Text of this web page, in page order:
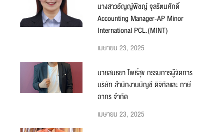
นางสาวอัญญ์พิชญ์ จุลรัตนศักดิ์
Accounting Manager-AP Minor
International PCL.(MINT)
เมษายน 23, 2025
นายสนธยา โพธิ์สุข กรรมการผู้จัดการ
บริษัท สำนักงานบัญชี ดิจิทัลและ ภาษี
อากร จำกัด
เมษายน 23, 2025